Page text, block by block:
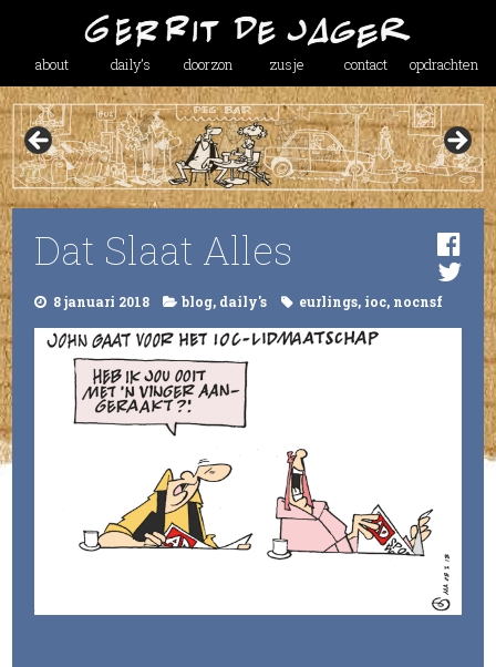
about daily’s doorzon zusje contact opdrachten
Dat Slaat Alles
8 januari 2018 blog, daily's eurlings, ioc, nocnsf